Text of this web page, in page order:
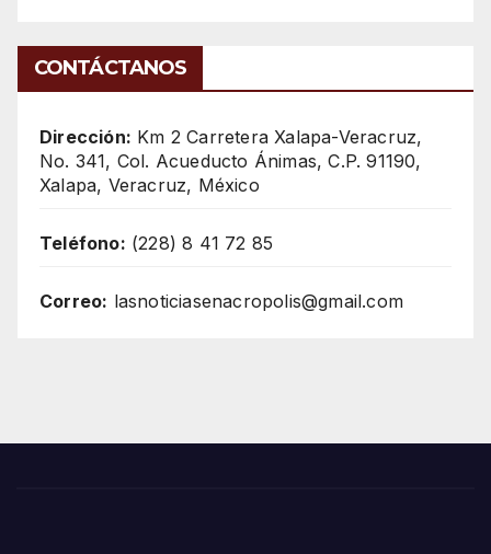
CONTÁCTANOS
Dirección: Km 2 Carretera Xalapa-Veracruz,
No. 341, Col. Acueducto Ánimas, C.P. 91190,
Xalapa, Veracruz, México
Teléfono: (228) 8 41 72 85
Correo: lasnoticiasenacropolis@gmail.com